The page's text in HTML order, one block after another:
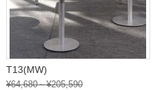
T13(MW)
¥64,680～¥205,590